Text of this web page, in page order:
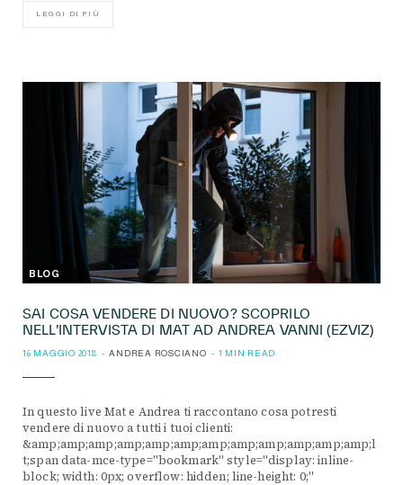
LEGGI DI PIÙ
BLOG
SAI COSA VENDERE DI NUOVO? SCOPRILO
NELL’INTERVISTA DI MAT AD ANDREA VANNI (EZVIZ)
16 MAGGIO 2018 ANDREA ROSCIANO 1 MIN READ
In questo live Mat e Andrea ti raccontano cosa potresti
vendere di nuovo a tutti i tuoi clienti:
&amp;amp;amp;amp;amp;amp;amp;amp;amp;amp;amp;amp;l
t;span data-mce-type="bookmark" style="display: inline-
block; width: 0px; overflow: hidden; line-height: 0;"